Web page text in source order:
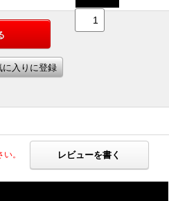
に入りに登録
。 レビューを書く